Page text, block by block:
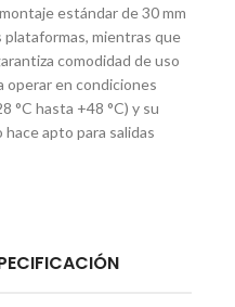
estándar de 30 mm
plataformas, mientras que
comodidad de uso
operar en condiciones
°C hasta +48 °C) y su
apto para salidas